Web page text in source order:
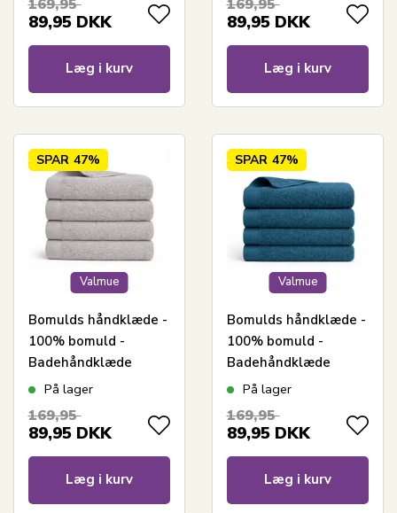
169,95
89,95 DKK
Læg i kurv
169,95
89,95 DKK
Læg i kurv
Valmue
SPAR 47%
Bomulds håndklæde -
100% bomuld -
Badehåndklæde
70x140 cm - Valmue -
På lager
169,95
89,95 DKK
Læg i kurv
Valmue
SPAR 47%
Bomulds håndklæde -
100% bomuld -
Badehåndklæde
70x140 cm - Valmue -
På lager
169,95
89,95 DKK
Læg i kurv